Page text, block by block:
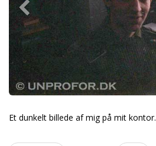
Et dunkelt billede af mig på mit kontor.